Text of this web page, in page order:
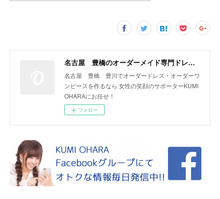
名古屋 豊橋のオーダーメイド専門ドレスデザイナー KUMI OHARA
名古屋 豊橋 豊川でオーダードレス・オーダーワ
ンピースを作るなら 女性の笑顔のサポーターKUMI
OHARAにお任せ！
フォロー